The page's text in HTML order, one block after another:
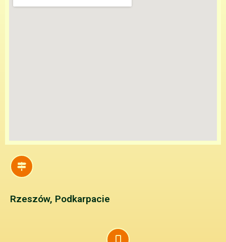
Rzeszów, Podkarpacie